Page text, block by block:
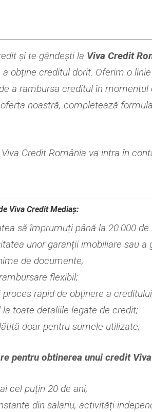
și te gândești la Viva Credit
obține creditul dorit. Oferim o
a rambursa creditul în momentul
noastră, completează
Credit România va intra în
Viva Credit Mediaș:
să împrumuți până la 20.000 de
unor garanții imobiliare sau a
de documente;
flexibil;
proces rapid de obținere a
toate detaliile legate de credit;
doar pentru sumele utilizate;
pentru obtinerea unui credit
cel puțin 20 de ani;
din salariu, activități